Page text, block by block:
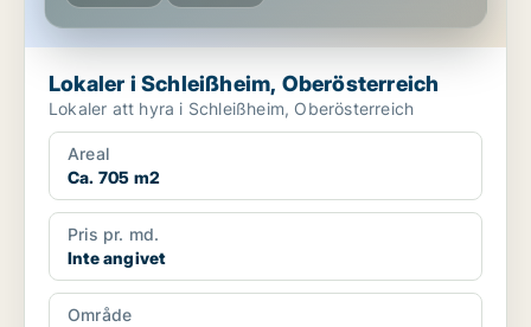
Lokaler i Schleißheim, Oberösterreich
Lokaler att hyra i Schleißheim, Oberösterreich
Areal
Ca. 705 m2
Pris pr. md.
Inte angivet
Område